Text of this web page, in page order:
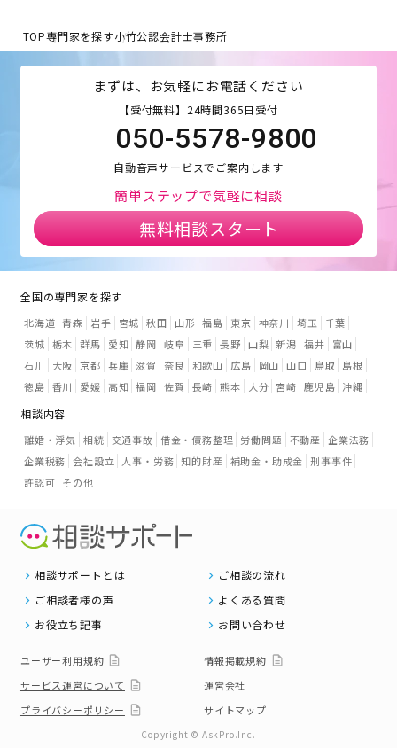
TOP専門家を探す小竹公認会計士事務所
まずは、お気軽にお電話ください
【受付無料】24時間365日受付
050-5578-9800
自動音声サービスでご案内します
簡単ステップで気軽に相談
無料相談スタート
全国の専門家を探す
北海道 青森 岩手 宮城 秋田 山形 福島 東京 神奈川 埼玉
千葉
茨城 栃木 群馬 愛知 静岡 岐阜 三重 長野 山梨 新潟 福井
富山
石川
大阪 京都 兵庫 滋賀 奈良 和歌山 広島 岡山 山口 鳥取
島根
徳島 香川 愛媛 高知 福岡 佐賀 長崎 熊本 大分 宮崎 鹿児島 沖縄
相談内容
離婚・浮気 相続 交通事故 借金・債務整理 労働問題 不動産 企業法務
企業税務 会社設立 人事・労務 知的財産 補助金・助成金 刑事事件
許認可 その他
相談サポートとは
ご相談の流れ
ご相談者様の声
よくある質問
お役立ち記事
お問い合わせ
ユーザー利用規約
情報掲載規約
サービス運営について
運営会社
プライバシーポリシー
サイトマップ
Copyright © AskPro.Inc.